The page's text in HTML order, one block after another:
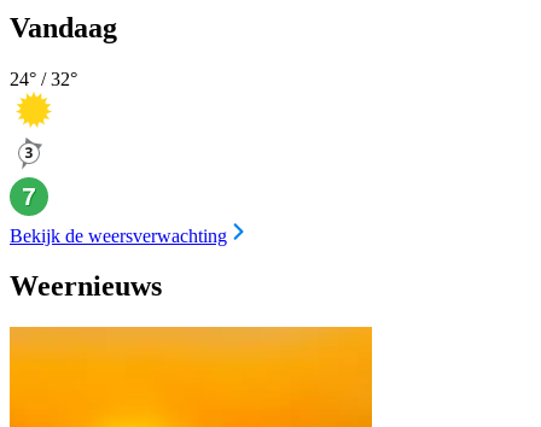
Vandaag
24° /32°
Bekijk de weersverwachting
Weernieuws